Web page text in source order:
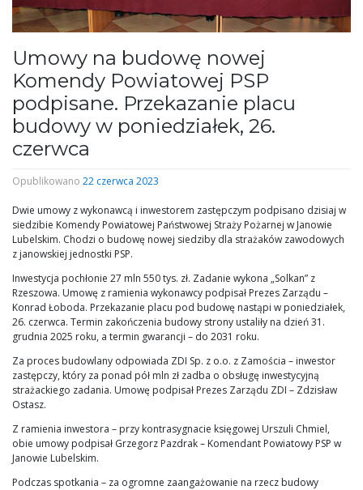
Umowy na budowę nowej
Komendy Powiatowej PSP
podpisane. Przekazanie placu
budowy w poniedziałek, 26.
czerwca
Opublikowano 22 czerwca 2023
Dwie umowy z wykonawcą i inwestorem zastępczym podpisano dzisiaj w
siedzibie Komendy Powiatowej Państwowej Straży Pożarnej w Janowie
Lubelskim. Chodzi o budowę nowej siedziby dla strażaków zawodowych
z janowskiej jednostki PSP.
Inwestycja pochłonie 27 mln 550 tys. zł. Zadanie wykona „Solkan” z
Rzeszowa. Umowę z ramienia wykonawcy podpisał Prezes Zarządu –
Konrad Łoboda. Przekazanie placu pod budowę nastąpi w poniedziałek,
26. czerwca. Termin zakończenia budowy strony ustaliły na dzień 31.
grudnia 2025 roku, a termin gwarancji – do 2031 roku.
Za proces budowlany odpowiada ZDI Sp. z o.o. z Zamościa – inwestor
zastępczy, który za ponad pół mln zł zadba o obsługę inwestycyjną
strażackiego zadania. Umowę podpisał Prezes Zarządu ZDI – Zdzisław
Ostasz.
Z ramienia inwestora – przy kontrasygnacie księgowej Urszuli Chmiel,
obie umowy podpisał Grzegorz Pazdrak – Komendant Powiatowy PSP w
Janowie Lubelskim.
Podczas spotkania – za ogromne zaangażowanie na rzecz budowy